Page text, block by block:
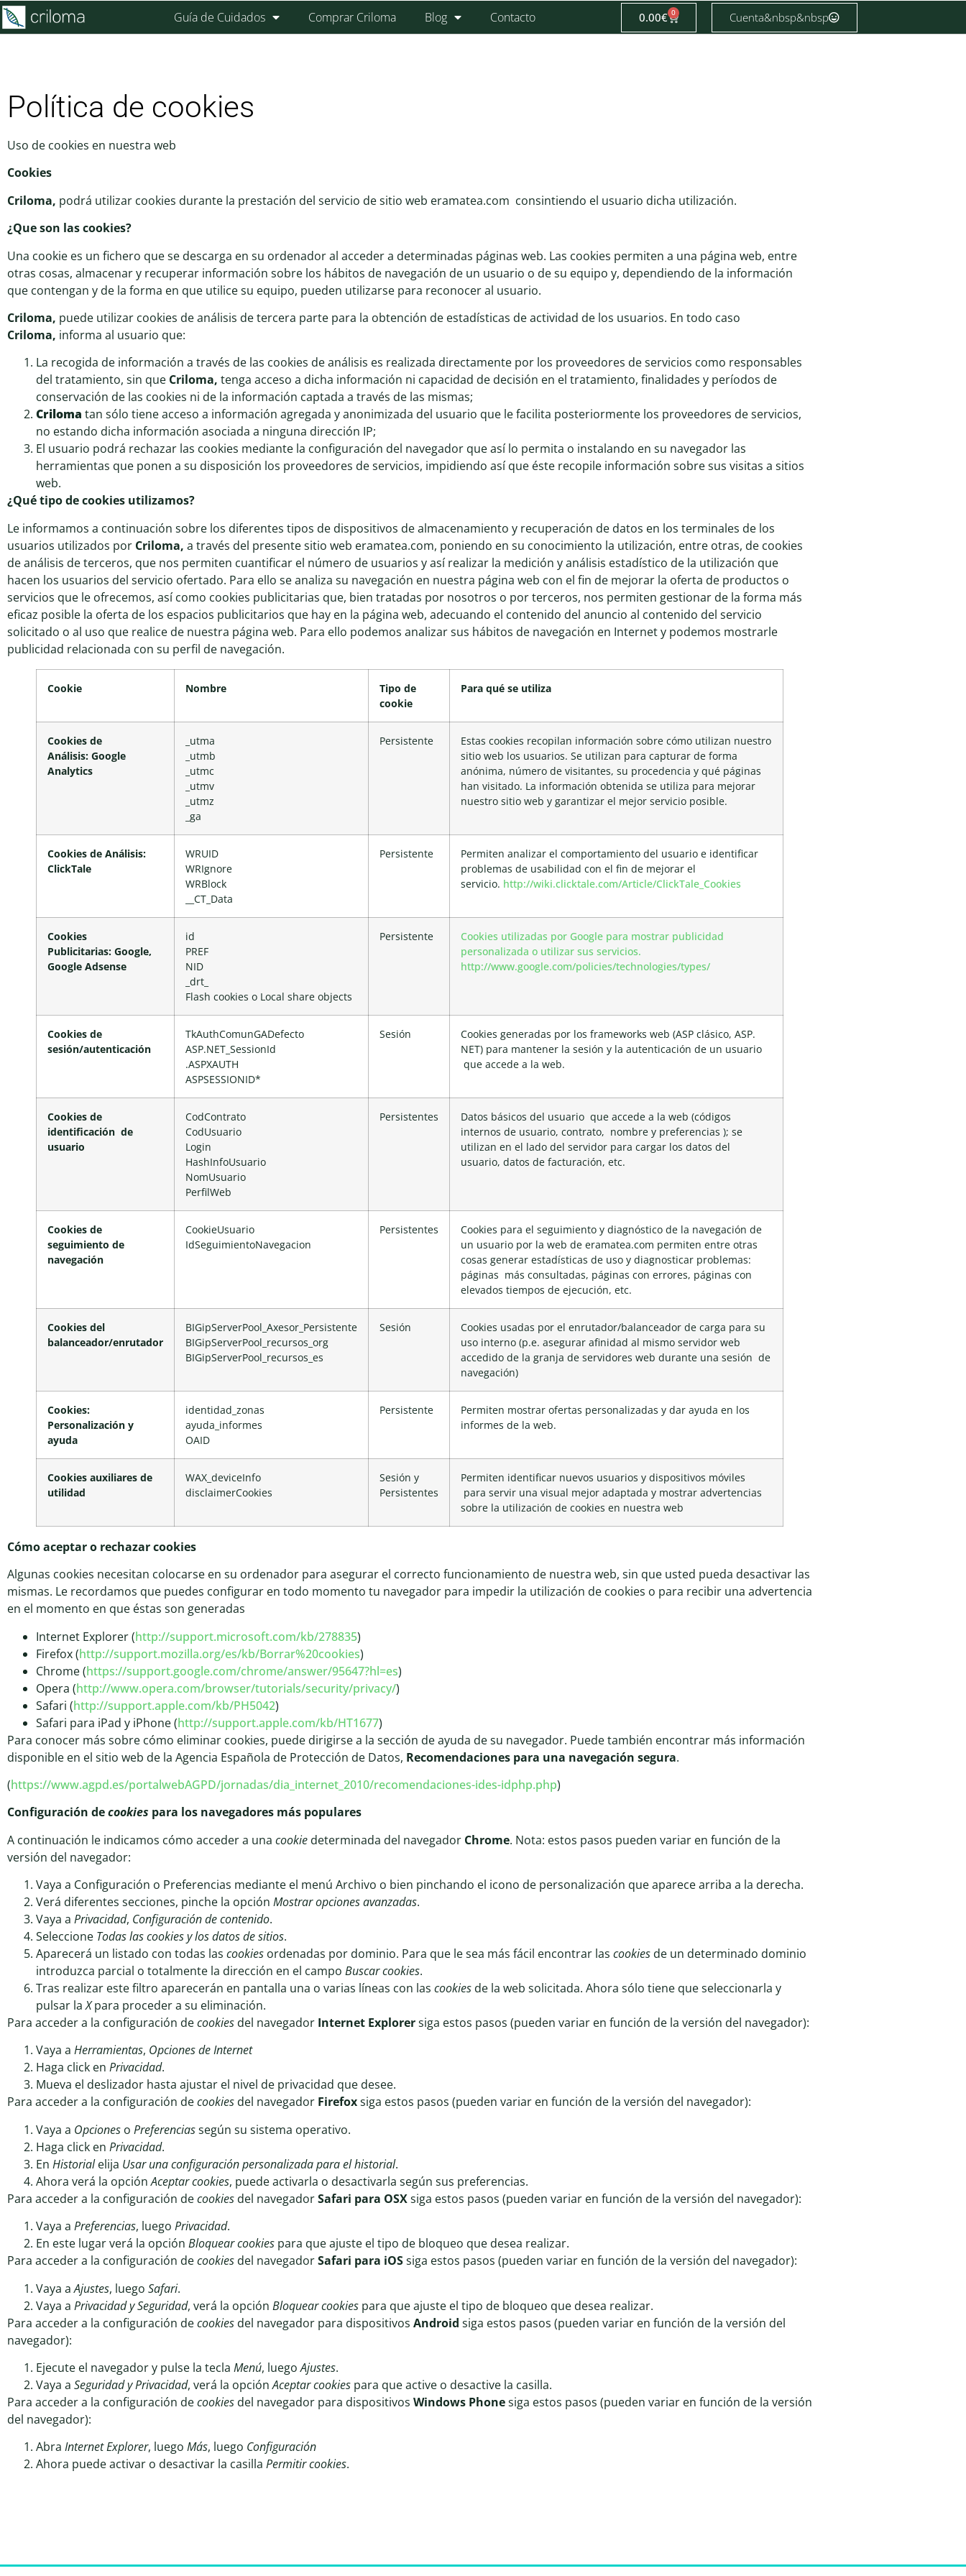
Guía de Cuidados Comprar Criloma Blog Contacto 0.00€ 0 Cuenta&nbsp&nbsp
Política de cookies
Uso de cookies en nuestra web
Cookies
Criloma, podrá utilizar cookies durante la prestación del servicio de sitio web eramatea.com consintiendo el usuario dicha utilización.
¿Que son las cookies?
Una cookie es un fichero que se descarga en su ordenador al acceder a determinadas páginas web. Las cookies permiten a una página web, entre
otras cosas, almacenar y recuperar información sobre los hábitos de navegación de un usuario o de su equipo y, dependiendo de la información
que contengan y de la forma en que utilice su equipo, pueden utilizarse para reconocer al usuario.
Criloma, puede utilizar cookies de análisis de tercera parte para la obtención de estadísticas de actividad de los usuarios. En todo caso
Criloma, informa al usuario que:
La recogida de información a través de las cookies de análisis es realizada directamente por los proveedores de servicios como responsables
del tratamiento, sin que Criloma, tenga acceso a dicha información ni capacidad de decisión en el tratamiento, finalidades y períodos de
conservación de las cookies ni de la información captada a través de las mismas;
Criloma tan sólo tiene acceso a información agregada y anonimizada del usuario que le facilita posteriormente los proveedores de servicios,
no estando dicha información asociada a ninguna dirección IP;
El usuario podrá rechazar las cookies mediante la configuración del navegador que así lo permita o instalando en su navegador las
herramientas que ponen a su disposición los proveedores de servicios, impidiendo así que éste recopile información sobre sus visitas a sitios
web.
¿Qué tipo de cookies utilizamos?
Le informamos a continuación sobre los diferentes tipos de dispositivos de almacenamiento y recuperación de datos en los terminales de los
usuarios utilizados por Criloma, a través del presente sitio web eramatea.com, poniendo en su conocimiento la utilización, entre otras, de cookies
de análisis de terceros, que nos permiten cuantificar el número de usuarios y así realizar la medición y análisis estadístico de la utilización que
hacen los usuarios del servicio ofertado. Para ello se analiza su navegación en nuestra página web con el fin de mejorar la oferta de productos o
servicios que le ofrecemos, así como cookies publicitarias que, bien tratadas por nosotros o por terceros, nos permiten gestionar de la forma más
eficaz posible la oferta de los espacios publicitarios que hay en la página web, adecuando el contenido del anuncio al contenido del servicio
solicitado o al uso que realice de nuestra página web. Para ello podemos analizar sus hábitos de navegación en Internet y podemos mostrarle
publicidad relacionada con su perfil de navegación.
Cookie Nombre
Tipo de
cookie
Para qué se utiliza
Cookies de
Análisis: Google
Analytics
_utma
_utmb
_utmc
_utmv
_utmz
_ga
Persistente
Estas cookies recopilan información sobre cómo utilizan nuestro
sitio web los usuarios. Se utilizan para capturar de forma
anónima, número de visitantes, su procedencia y qué páginas
han visitado. La información obtenida se utiliza para mejorar
nuestro sitio web y garantizar el mejor servicio posible.
Cookies de Análisis:
ClickTale
WRUID
WRIgnore
WRBlock
__CT_Data
Persistente
Permiten analizar el comportamiento del usuario e identificar
problemas de usabilidad con el fin de mejorar el
servicio. http://wiki.clicktale.com/Article/ClickTale_Cookies
Cookies
Publicitarias: Google,
Google Adsense
id
PREF
NID
_drt_
Flash cookies o Local share objects
Persistente
Cookies utilizadas por Google para mostrar publicidad
personalizada o utilizar sus servicios.
http://www.google.com/policies/technologies/types/
Cookies de
sesión/autenticación
TkAuthComunGADefecto
ASP.NET_SessionId
.ASPXAUTH
ASPSESSIONID*
Sesión
Cookies generadas por los frameworks web (ASP clásico, ASP.
NET) para mantener la sesión y la autenticación de un usuario
que accede a la web.
Cookies de
identificación de
usuario
CodContrato
CodUsuario
Login
HashInfoUsuario
NomUsuario
PerfilWeb
Persistentes
Datos básicos del usuario que accede a la web (códigos
internos de usuario, contrato, nombre y preferencias ); se
utilizan en el lado del servidor para cargar los datos del
usuario, datos de facturación, etc.
Cookies de
seguimiento de
navegación
CookieUsuario
IdSeguimientoNavegacion
Persistentes
Cookies para el seguimiento y diagnóstico de la navegación de
un usuario por la web de eramatea.com permiten entre otras
cosas generar estadísticas de uso y diagnosticar problemas:
páginas más consultadas, páginas con errores, páginas con
elevados tiempos de ejecución, etc.
Cookies del
balanceador/enrutador
BIGipServerPool_Axesor_Persistente
BIGipServerPool_recursos_org
BIGipServerPool_recursos_es
Sesión
Cookies usadas por el enrutador/balanceador de carga para su
uso interno (p.e. asegurar afinidad al mismo servidor web
accedido de la granja de servidores web durante una sesión de
navegación)
Cookies:
Personalización y
ayuda
identidad_zonas
ayuda_informes
OAID
Persistente
Permiten mostrar ofertas personalizadas y dar ayuda en los
informes de la web.
Cookies auxiliares de
utilidad
WAX_deviceInfo
disclaimerCookies
Sesión y
Persistentes
Permiten identificar nuevos usuarios y dispositivos móviles
para servir una visual mejor adaptada y mostrar advertencias
sobre la utilización de cookies en nuestra web
Cómo aceptar o rechazar cookies
Algunas cookies necesitan colocarse en su ordenador para asegurar el correcto funcionamiento de nuestra web, sin que usted pueda desactivar las
mismas. Le recordamos que puedes configurar en todo momento tu navegador para impedir la utilización de cookies o para recibir una advertencia
en el momento en que éstas son generadas
Internet Explorer (http://support.microsoft.com/kb/278835)
Firefox (http://support.mozilla.org/es/kb/Borrar%20cookies)
Chrome (https://support.google.com/chrome/answer/95647?hl=es)
Opera (http://www.opera.com/browser/tutorials/security/privacy/)
Safari (http://support.apple.com/kb/PH5042)
Safari para iPad y iPhone (http://support.apple.com/kb/HT1677)
Para conocer más sobre cómo eliminar cookies, puede dirigirse a la sección de ayuda de su navegador. Puede también encontrar más información
disponible en el sitio web de la Agencia Española de Protección de Datos, Recomendaciones para una navegación segura.
(https://www.agpd.es/portalwebAGPD/jornadas/dia_internet_2010/recomendaciones-ides-idphp.php)
Configuración decookies para los navegadores más populares
A continuación le indicamos cómo acceder a una cookie determinada del navegador Chrome. Nota: estos pasos pueden variar en función de la
versión del navegador:
Vaya a Configuración o Preferencias mediante el menú Archivo o bien pinchando el icono de personalización que aparece arriba a la derecha.
Verá diferentes secciones, pinche la opción Mostrar opciones avanzadas.
Vaya a Privacidad, Configuración de contenido.
Seleccione Todas las cookies y los datos de sitios.
Aparecerá un listado con todas las cookies ordenadas por dominio. Para que le sea más fácil encontrar las cookies de un determinado dominio
introduzca parcial o totalmente la dirección en el campo Buscar cookies.
Tras realizar este filtro aparecerán en pantalla una o varias líneas con las cookies de la web solicitada. Ahora sólo tiene que seleccionarla y
pulsar laXpara proceder a su eliminación.
Para acceder a la configuración decookies del navegador Internet Explorersiga estos pasos (pueden variar en función de la versión del navegador):
Vaya a Herramientas, Opciones de Internet
Haga click en Privacidad.
Mueva el deslizador hasta ajustar el nivel de privacidad que desee.
Para acceder a la configuración decookies del navegador Firefoxsiga estos pasos (pueden variar en función de la versión del navegador):
Vaya a Opciones o Preferenciassegún su sistema operativo.
Haga click en Privacidad.
En Historialelija Usar una configuración personalizada para el historial.
Ahora verá la opciónAceptar cookies, puede activarla o desactivarla según sus preferencias.
Para acceder a la configuración decookies del navegadorSafari para OSXsiga estos pasos (pueden variar en función de la versión del navegador):
Vaya a Preferencias, luego Privacidad.
En este lugar verá la opción Bloquear cookies para que ajuste el tipo de bloqueo que desea realizar.
Para acceder a la configuración decookies del navegadorSafari para iOSsiga estos pasos (pueden variar en función de la versión del navegador):
Vaya aAjustes, luego Safari.
Vaya a Privacidad y Seguridad, verá la opción Bloquear cookies para que ajuste el tipo de bloqueo que desea realizar.
Para acceder a la configuración decookies del navegador para dispositivos Android siga estos pasos (pueden variar en función de la versión del
navegador):
Ejecute el navegador y pulse la tecla Menú, luegoAjustes.
Vaya a Seguridad y Privacidad, verá la opciónAceptar cookies para que active o desactive la casilla.
Para acceder a la configuración decookies del navegador para dispositivos Windows Phonesiga estos pasos (pueden variar en función de la versión
del navegador):
Abra Internet Explorer, luego Más, luego Configuración
Ahora puede activar o desactivar la casilla Permitir cookies.